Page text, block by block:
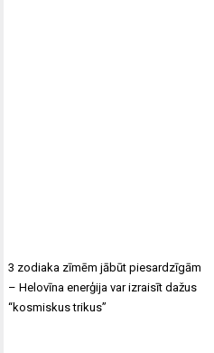
3 zodiaka zīmēm jābūt piesardzīgām
– Helovīna enerģija var izraisīt dažus
“kosmiskus trikus”